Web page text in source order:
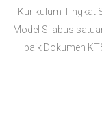
Kurikulum Tingkat
Model Silabus
baik Dokumen